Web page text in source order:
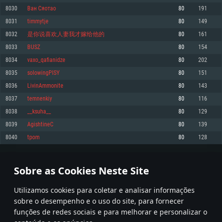
Sobre as Cookies Neste Site
Utilizamos cookies para coletar e analisar informações
sobre o desempenho e o uso do site, para fornecer
funções de redes sociais e para melhorar e personalizar o
Memória: 4GB
Placa Gráfica: Placa com DirectX 11: AMD Radeon 77XX / NVIDIA GeForce
GTX 660. Resolução mínima suportada: 720p
Network: Internet de banda larga.
Disco: 23,1 GB
Recomendado
superior, Radeon RX 570 ou superior
Disco: 75,9 GB
Memória: 6 GB
Placa Gráfica: Intel Iris Pro 5200 (Mac), equivalentes AMD/Nvidia para Mac.
Resolução mínima suportada: 720p com suporte Metal.
Network: Internet de banda larga.
Disco: 21,5 GB
Recomendado
Network: Internet de banda larga.
Memória: 4 GB
Placa Gráfica: NVIDIA 660 com os drivers mais recentes (não mais de 6
meses) / equivalentes AMD com os drivers mais recentes com suporte
Vulkan (não mais de 6 meses); Resolução mínima suportada: 720p.
Network: Internet de banda larga.
Disco: 21,5 GB
Recomendado
Sistema Operativo: Ubuntu 20.04 64bit
Processador: Intel Core i7
Memória: 16 GB
Placa Gráfica: NVIDIA 1060 com os drivers mais recentes (não mais de 6
meses) / equivalentes AMD (Radeon RX 570) com os drivers mais recentes
Network: Internet de banda larga.
8030 Ван Сяотao 80 191
8031 timmytje 80 149
8032 是你说喜欢人妻我才嫁给他的 80 161
8033 BUSZ 80 154
8034 vaxo_qafianidze 80 202
8035 solowingPISY 80 151
8036 LivinAmmonite 80 143
8037 temnenkiy 80 116
8038 __ksuha__ 80 129
8039 AgishtineC 80 139
8040 tpom 80 128